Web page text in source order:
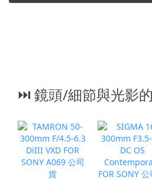
⏭︎ 鏡頭/細節與光影